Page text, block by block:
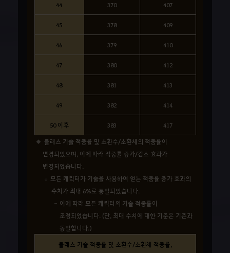
44 370 407
45 378 409
46 379 410
47 380 412
48 381 413
49 382 414
50 이후 383
417
클래스 기술 적중률 및 소환수/소환체의 적중률이
변경되었으며, 이에 따라 적중률 증가/감소 효과가
변경되었습니다.
모든 캐릭터가 기술을 사용하여 얻는 적중률 증가 효과의
수치가 최대 6%로 통일되었습니다.
이에 따라 모든 캐릭터의 기술 적중률이
조정되었습니다. (단, 최대 수치에 대한 기준은 기존과
동일합니다.)
클래스 기술 적중률 및 소환수/소환체 적중률,